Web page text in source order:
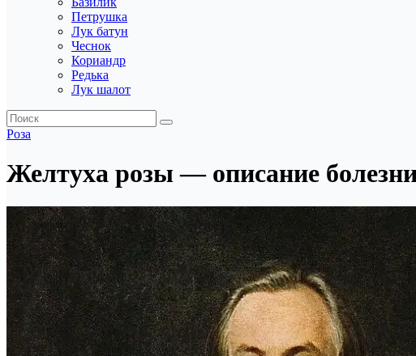
Петрушка
Лук батун
Чеснок
Кориандр
Редька
Лук шалот
Роза
Желтуха розы — описание